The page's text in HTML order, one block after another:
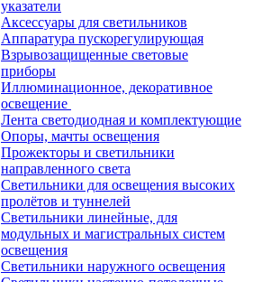
указатели
Аксессуары для светильников
Аппаратура пускорегулирующая
Взрывозащищенные световые
приборы
Иллюминационное, декоративное
освещение
Лента светодиодная и комплектующие
Опоры, мачты освещения
Прожекторы и светильники
направленного света
Светильники для освещения высоких
пролётов и туннелей
Светильники линейные, для
модульных и магистральных систем
освещения
Светильники наружного освещения